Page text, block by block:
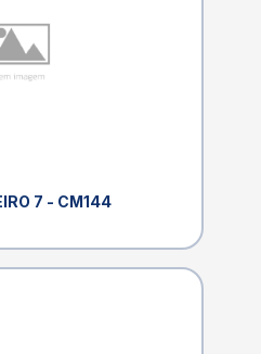
7 - CM144